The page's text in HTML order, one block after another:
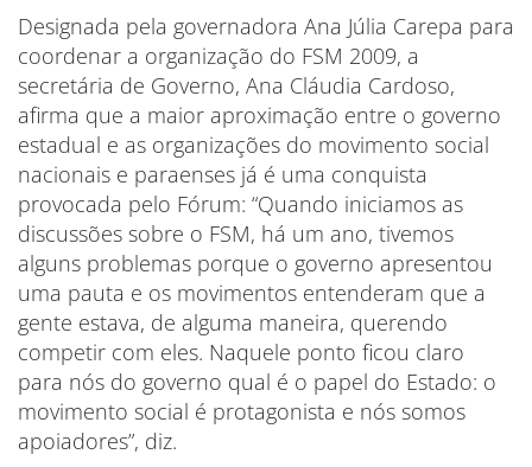
Designada pela governadora Ana Júlia Carepa para
coordenar a organização do FSM 2009, a
secretária de Governo, Ana Cláudia Cardoso,
afirma que a maior aproximação entre o governo
estadual e as organizações do movimento social
nacionais e paraenses já é uma conquista
provocada pelo Fórum: “Quando iniciamos as
discussões sobre o FSM, há um ano, tivemos
alguns problemas porque o governo apresentou
uma pauta e os movimentos entenderam que a
gente estava, de alguma maneira, querendo
competir com eles. Naquele ponto ficou claro
para nós do governo qual é o papel do Estado: o
movimento social é protagonista e nós somos
apoiadores”, diz.